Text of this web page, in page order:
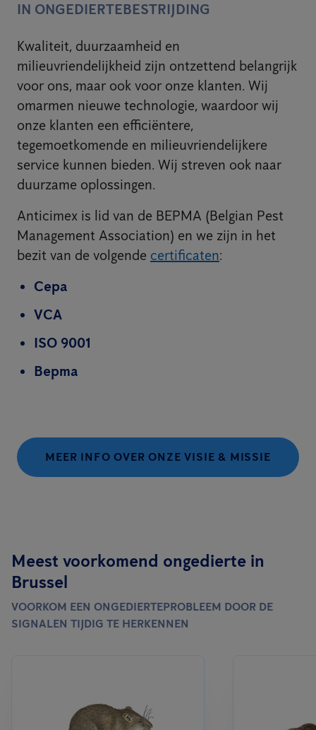
IN ONGEDIERTEBESTRIJDING
Kwaliteit, duurzaamheid en
milieuvriendelijkheid zijn ontzettend belangrijk
voor ons, maar ook voor onze klanten. Wij
omarmen nieuwe technologie, waardoor wij
onze klanten een efficiëntere,
tegemoetkomende en milieuvriendelijkere
service kunnen bieden. Wij streven ook naar
duurzame oplossingen.
Anticimex is lid van de BEPMA (Belgian Pest
Management Association) en we zijn in het
bezit van de volgende certificaten:
Cepa
VCA
ISO 9001
Bepma
MEER INFO OVER ONZE VISIE & MISSIE
Meest voorkomend ongedierte in
Brussel
VOORKOM EEN ONGEDIERTEPROBLEEM DOOR DE
SIGNALEN TIJDIG TE HERKENNEN